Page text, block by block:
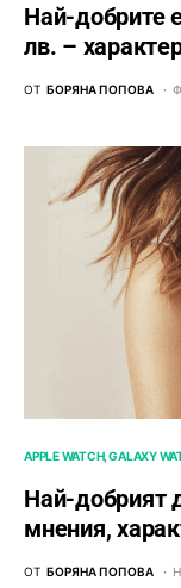
Най-добрите
лв. –
ОТ БОРЯНА ПОПОВА
APPLE WATCH GALAXY
Най-добрият
мнения,
ОТ БОРЯНА ПОПОВА